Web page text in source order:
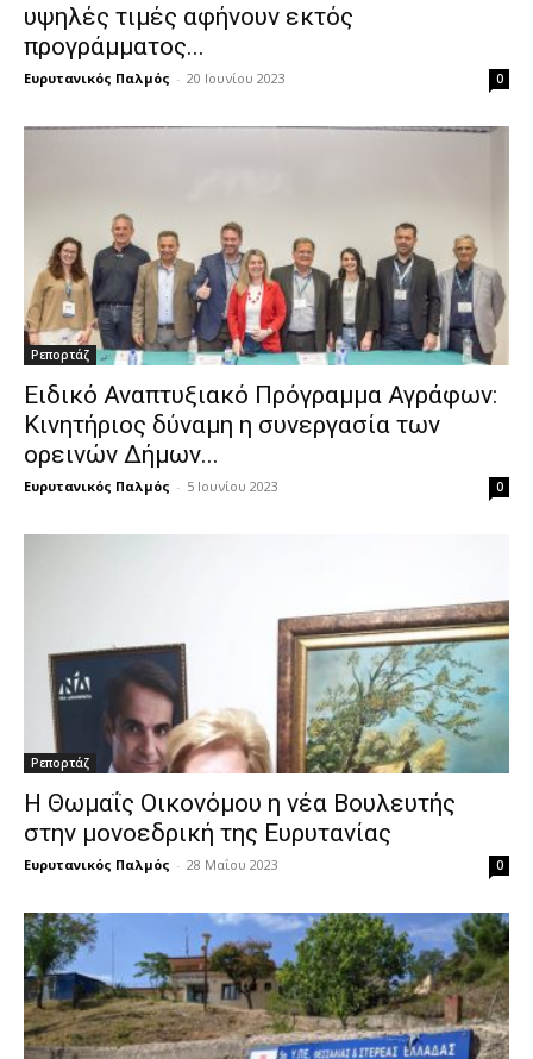
υψηλές τιμές αφήνουν εκτός
προγράμματος...
Ευρυτανικός Παλμός - 20 Ιουνίου 2023 0
Ρεπορτάζ
Ειδικό Αναπτυξιακό Πρόγραμμα Αγράφων:
Κινητήριος δύναμη η συνεργασία των
ορεινών Δήμων...
Ευρυτανικός Παλμός - 5 Ιουνίου 2023 0
Ρεπορτάζ
Η Θωμαΐς Οικονόμου η νέα Βουλευτής
στην μονοεδρική της Ευρυτανίας
Ευρυτανικός Παλμός - 28 Μαΐου 2023 0